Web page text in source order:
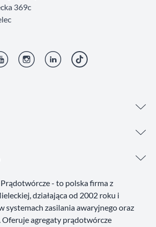
369c
- to polska firma z
działająca od 2002 roku i
systemach zasilania awaryjnego oraz
agregaty prądotwórcze